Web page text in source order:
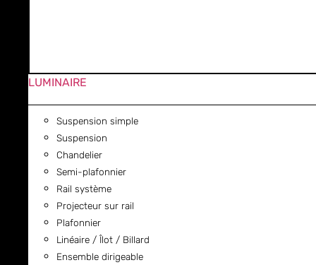
LUMINAIRE
Suspension simple
Suspension
Chandelier
Semi-plafonnier
Rail système
Projecteur sur rail
Plafonnier
Linéaire / Îlot / Billard
Ensemble dirigeable